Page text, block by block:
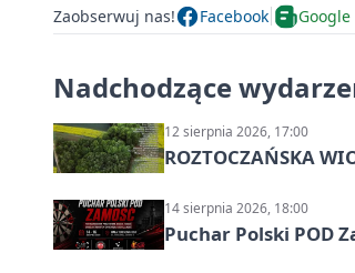
Zaobserwuj nas! Facebook Google
Nadchodzące
12 sierpnia 2026, 17:00
ROZTOCZAŃSKA
14 sierpnia 2026, 18:00
Puchar Polski POD